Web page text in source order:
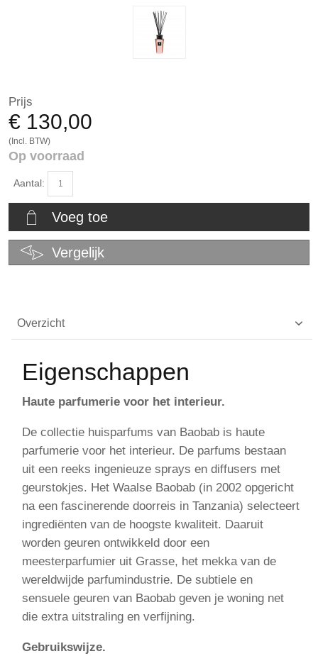
Prijs
€ 130,00
(Incl. BTW)
Op voorraad
Aantal:
Voeg toe
Vergelijk
Overzicht
Eigenschappen
Haute parfumerie voor het interieur.
De collectie huisparfums van Baobab is haute
parfumerie voor het interieur. De parfums bestaan
uit een reeks ingenieuze sprays en diffusers met
geurstokjes. Het Waalse Baobab (in 2002 opgericht
na een fascinerende doorreis in Tanzania) selecteert
ingrediënten van de hoogste kwaliteit. Daaruit
worden geuren ontwikkeld door een
meesterparfumier uit Grasse, het mekka van de
wereldwijde parfumindustrie. De subtiele en
sensuele geuren van Baobab geven je woning net
die extra uitstraling en verfijning.
Gebruikswijze.